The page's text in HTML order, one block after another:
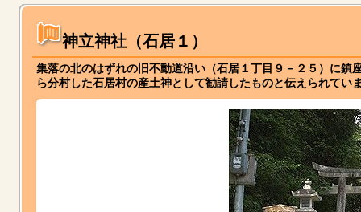
神立神社（石居１）
集落の北のはずれの旧不動道沿い（石居１丁目９－２５）に鎮
ら分村した石居村の産土神として勧請したものと伝えられてい